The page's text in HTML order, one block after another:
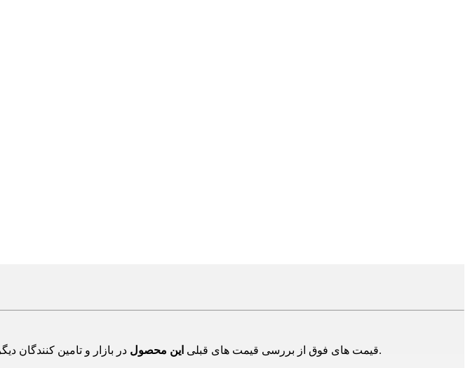
قیمت های فوق از بررسی قیمت های قبلی این محصول در بازار و تامین کنندگان دیگر است و برای اطلاع از حدود قیمت ها است و ممکن است هم اکنون این محصول دارای قیمت جدید باشد.